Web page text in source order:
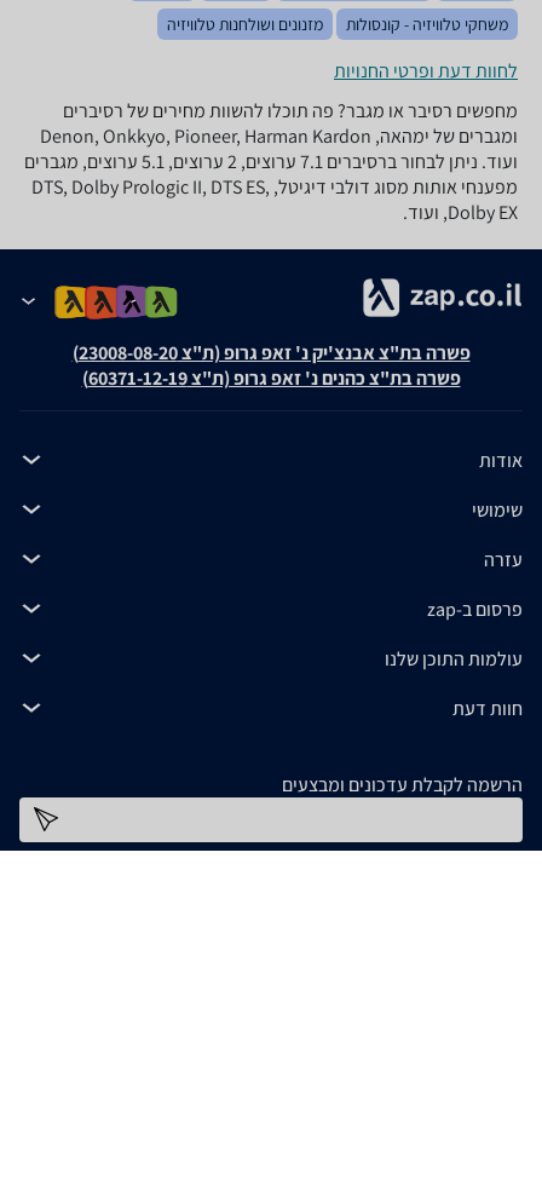
משחקי טלוויזיה - קונסולות
מזנונים ושולחנות טלוויזיה
לחוות דעת ופרטי החנויות
מחפשים רסיבר או מגבר? פה תוכלו להשוות מחירים של רסיברים
ומגברים של ימהאה, Denon, Onkkyo, Pioneer, Harman Kardon
ועוד. ניתן לבחור ברסיברים 7.1 ערוצים, 2 ערוצים, 5.1 ערוצים, מגברים
מפענחי אותות מסוג דולבי דיגיטל, DTS, Dolby Prologic II, DTS ES,
Dolby EX, ועוד.
פשרה בת"צ אבנצ'יק נ' זאפ גרופ (ת"צ 23008-08-20)
פשרה בת"צ כהנים נ' זאפ גרופ (ת"צ 60371-12-19)
אודות
שימושי
עזרה
פרסום ב-zap
עולמות התוכן שלנו
חוות דעת
הרשמה לקבלת עדכונים ומבצעים